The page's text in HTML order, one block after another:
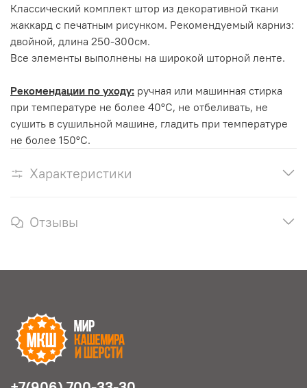
Классический комплект штор из декоративной ткани
жаккард с печатным рисунком. Рекомендуемый карниз:
двойной, длина 250-300см.
Все элементы выполнены на широкой шторной ленте.
Рекомендации по уходу: ручная или машинная стирка
при температуре не более 40°С, не отбеливать, не
сушить в сушильной машине, гладить при температуре
не более 150°С.
Характеристики
Отзывы